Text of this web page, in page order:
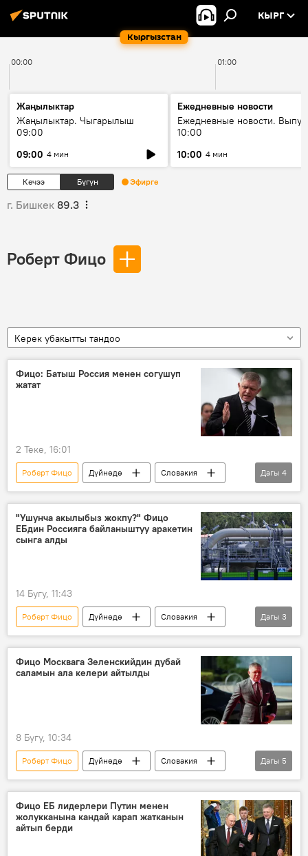
Кыргызстан
КЫРГ
00:00 01:00
Жаңылыктар
Жаңылыктар. Чыгарылыш
09:00
09:00 4 мин
Ежедневные новости
Ежедневные новости.
10:00
10:00 4 мин
Кечээ Бүгүн Эфирге
г. Бишкек 89.3
Роберт Фицо
Керек убакытты тандоо
Фицо: Батыш Россия менен согушуп
жатат
2 Теке, 16:01
Роберт Фицо Дүйнөдө
Словакия
Батыш
Украина
жалданма
тынчтык
Дагы 4
"Ушунча акылыбыз жокпу?" Фицо
ЕБдин Россияга байланыштуу аракетин
сынга алды
14 Бугу, 11:43
Роберт Фицо Дүйнөдө
Словакия
Евробиримдик
энергетика
Саясат
Дагы 3
Фицо Москвага Зеленскийдин дубай
саламын ала келери айтылды
8 Бугу, 10:34
Роберт Фицо Дүйнөдө
Словакия
Украина
Россия
Жеңиш күнү
кайрылуу
Россиянын Донбассты коргоо боюнча атайын операциясы
Дагы 5
Фицо ЕБ лидерлери Путин менен
жолукканына кандай карап жатканын
айтып берди